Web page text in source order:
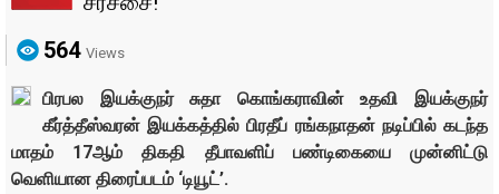
564 Views
பிரபல இயக்குநர் சுதா கொங்கராவின் உதவி இயக்குநர்
கீர்த்தீஸ்வரன் இயக்கத்தில் பிரதீப் ரங்கநாதன் நடிப்பில் கடந்த
மாதம் 17ஆம் திகதி தீபாவளிப் பண்டிகையை முன்னிட்டு
வெளியான திரைப்படம் ‘டியூட்’.